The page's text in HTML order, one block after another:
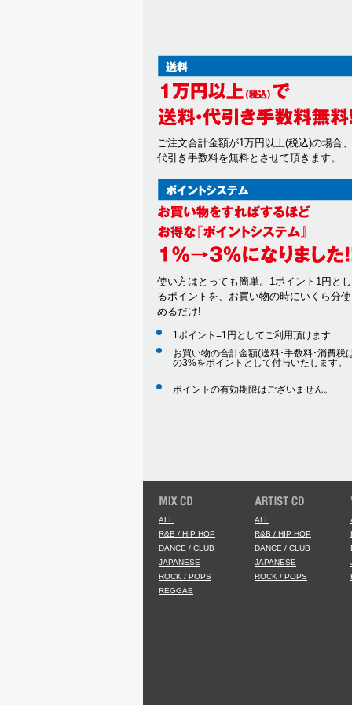
ご注文合計金額が1万円以上(税込)の場合
代引き手数料を無料とさせて頂きます。
使い方はとっても簡単。1ポイント1円と
るポイントを、お買い物の時にいくら分
めるだけ!
1ポイント=1円としてご利用頂けます
お買い物の合計金額(送料･手数料･消費税
の3%をポイントとして付与いたします。
ポイントの有効期限はございません。
ALL
R&B / HIP HOP
DANCE / CLUB
JAPANESE
ROCK / POPS
REGGAE
ALL
R&B / HIP HOP
DANCE / CLUB
JAPANESE
ROCK / POPS